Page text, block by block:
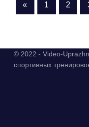
Навигация
записям
« Предыдущие
записи
1 2
© 2022 - Video-
спортивных